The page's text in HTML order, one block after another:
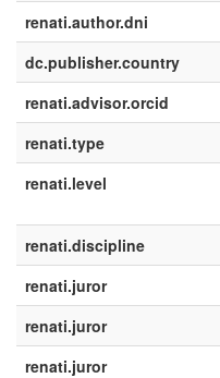
renati.author.dni
dc.publisher.country
renati.advisor.orcid
renati.type
renati.level
renati.discipline
renati.juror
renati.juror
renati.juror